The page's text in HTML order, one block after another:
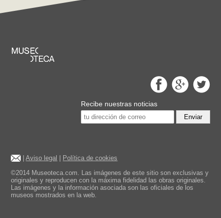
Recibe nuestras noticias
Enviar
|Aviso legal | Política de cookies
©2014 Museoteca.com. Las imágenes de este sitio son exclusivas y
originales y reproducen con la máxima fidelidad las obras originales.
Las imágenes y la información asociada son las oficiales de los
museos mostrados en la web.